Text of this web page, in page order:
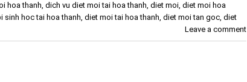
hoa thanh, dich vu diet moi tai hoa thanh, diet moi, diet moi hoa
sinh hoc tai hoa thanh, diet moi tai hoa thanh, diet moi tan goc, diet
Leave a comment